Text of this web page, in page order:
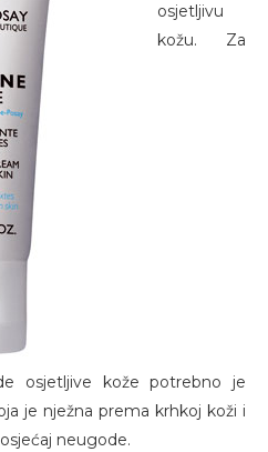
osjetljivu
kožu. Za
osjetljive kože potrebno je
je nježna prema krhkoj koži i
neugode.